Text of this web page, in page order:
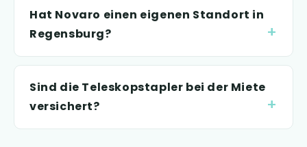
Hat Novaro einen eigenen Standort in
Regensburg?
Sind die Teleskopstapler bei der Miete
versichert?